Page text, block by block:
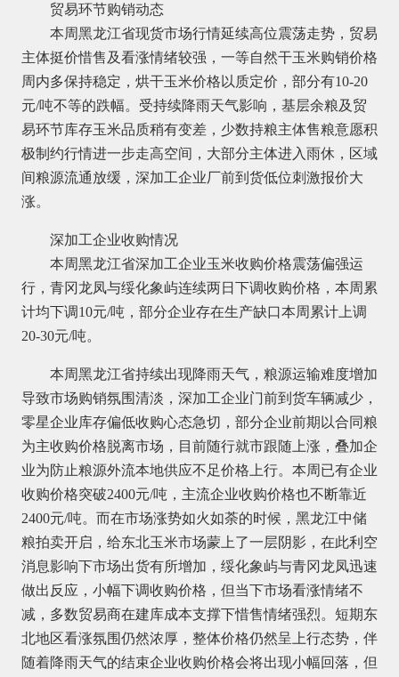
贸易环节购销动态
本周黑龙江省现货市场行情延续高位震荡走势，贸易
主体挺价惜售及看涨情绪较强，一等自然干玉米购销价格
周内多保持稳定，烘干玉米价格以质定价，部分有10-20
元/吨不等的跌幅。受持续降雨天气影响，基层余粮及贸
易环节库存玉米品质稍有变差，少数持粮主体售粮意愿积
极制约行情进一步走高空间，大部分主体进入雨休，区域
间粮源流通放缓，深加工企业厂前到货低位刺激报价大
涨。
深加工企业收购情况
本周黑龙江省深加工企业玉米收购价格震荡偏强运
行，青冈龙凤与绥化象屿连续两日下调收购价格，本周累
计均下调10元/吨，部分企业存在生产缺口本周累计上调
20-30元/吨。
本周黑龙江省持续出现降雨天气，粮源运输难度增加
导致市场购销氛围清淡，深加工企业门前到货车辆减少，
零星企业库存偏低收购心态急切，部分企业前期以合同粮
为主收购价格脱离市场，目前随行就市跟随上涨，叠加企
业为防止粮源外流本地供应不足价格上行。本周已有企业
收购价格突破2400元/吨，主流企业收购价格也不断靠近
2400元/吨。而在市场涨势如火如荼的时候，黑龙江中储
粮拍卖开启，给东北玉米市场蒙上了一层阴影，在此利空
消息影响下市场出货有所增加，绥化象屿与青冈龙凤迅速
做出反应，小幅下调收购价格，但当下市场看涨情绪不
减，多数贸易商在建库成本支撑下惜售情绪强烈。短期东
北地区看涨氛围仍然浓厚，整体价格仍然呈上行态势，伴
随着降雨天气的结束企业收购价格会将出现小幅回落，但